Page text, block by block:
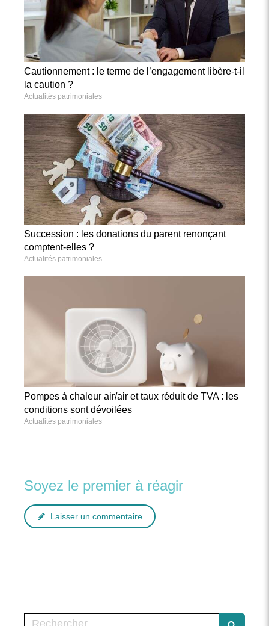
Cautionnement : le terme de l’engagement libère-t-il
la caution ?
Actualités patrimoniales
Succession : les donations du parent renonçant
comptent-elles ?
Actualités patrimoniales
Pompes à chaleur air/air et taux réduit de TVA : les
conditions sont dévoilées
Actualités patrimoniales
Soyez le premier à réagir
Laisser un commentaire
Rechercher